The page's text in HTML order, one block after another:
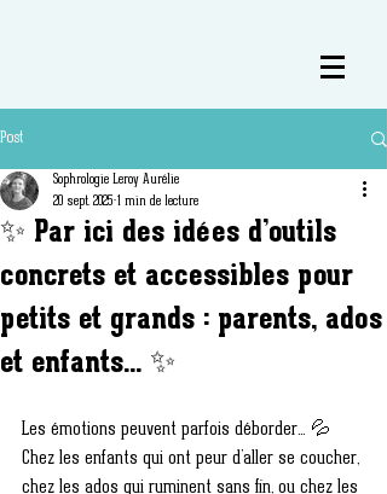
Post
✨ Par ici des idées d’outils
concrets et accessibles pour
petits et grands : parents, ados
et enfants... ✨
Sophrologie Leroy Aurélie
20 sept. 2025 1 min de lecture
Les émotions peuvent parfois déborder… 💦
Chez les enfants qui ont peur d’aller se coucher,
chez les ados qui ruminent sans fin, ou chez les